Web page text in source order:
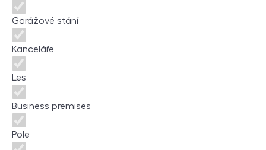
Garážové stání
Kanceláře
Les
Business premises
Pole